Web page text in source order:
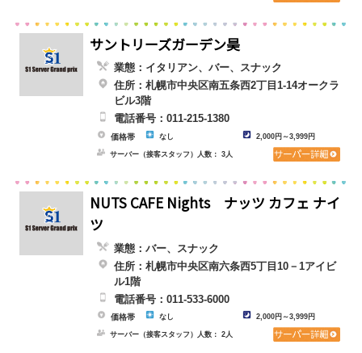
サントリーズガーデン昊
業態：イタリアン、バー、スナック
住所：札幌市中央区南五条西2丁目1-14オークラ
ビル3階
電話番号：011-215-1380
価格帯 なし 2,000円～3,999円
サーバー（接客スタッフ）人数： 3人
NUTS CAFE Nights ナッツ カフェ ナイ
ツ
業態：バー、スナック
住所：札幌市中央区南六条西5丁目10－1アイビ
ル1階
電話番号：011-533-6000
価格帯 なし 2,000円～3,999円
サーバー（接客スタッフ）人数： 2人